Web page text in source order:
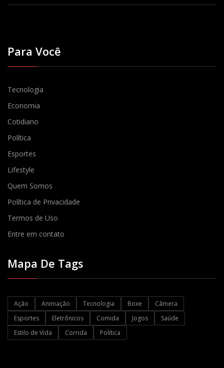
Para Você
Tecnologia
Economia
Cotidiano
Política
Esportes
Lifestyle
Quem Somos
Política de Privacidade
Termos de Uso
Entre em contato
Mapa De Tags
Ação Animação Tecnologia Boxe
Câmera
Esportes
Eletrônicos Comida Jogos
Saúde
Estilo de Vida
Corrida Política